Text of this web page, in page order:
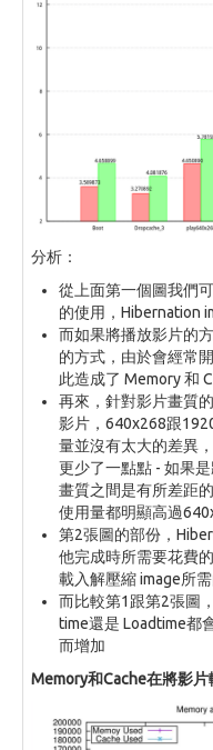
分析：
從上面第一個圖我們
的使用，Hibernation
而如果將播放影片的
的方式，由於會經常
此造成了 Memory 和
再來，針對影片畫質
影片，640x268跟
量並沒有太大的差異
更少了一點點 - 如果
畫質之間是有所差距
使用量都明顯高過
第2張圖的部份，
他完成時所需要花費
載入解壓縮 image所
而比較第1跟第2張圖
time還是 Loadtime都
而增加
Memory和Cache在將影